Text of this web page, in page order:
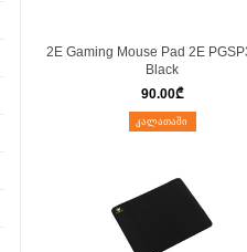
2E Gaming Mouse Pad 2E
Black
90.00₾
ᲙᲐᲚᲐᲗᲐᲨᲘ